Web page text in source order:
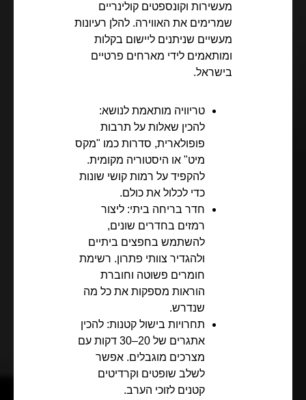
מעשירות וקונספטים קולינריים
שמרימים את האווירה. להלן רעיונות
מעשיים שניתנים ליישום בקלות
ומותאמים לידי מארחים פרטיים
בישראל.
טריוויה מותאמת לנושא:
להכין שאלות על תרבות
פופולארית, סדרות כמו "מקס
מיט" או היסטוריה מקומית.
להקפיד על רמות קושי שונות
כדי לכלול את כולם.
חדר בריחה ביתי: ליצור
רמזים בחדרים שונים,
להשתמש בחפצים ביתיים
ולהגדיר צוותי פתרון. רשימת
חומרים פשוטה וחוברת
הוראות מספקות את כל מה
שנדרש.
תחרויות בישול קטנות: להכין
אתגרים של 20–30 דקות עם
מצרכים מוגבלים. אפשר
לשלב שופטים וקרדיטים
קטנים לזוכי הערב.